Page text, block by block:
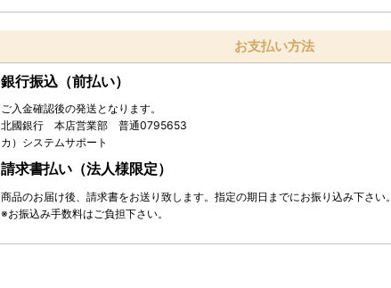
お支払い方法
銀行振込（前払い）
ご入金確認後の発送となります。
北國銀行 本店営業部 普通0795653
カ）システムサポート
請求書払い（法人様限定）
商品のお届け後、請求書をお送り致します。指定の期日までにお振り込み下さい。
※お振込み手数料はご負担下さい。